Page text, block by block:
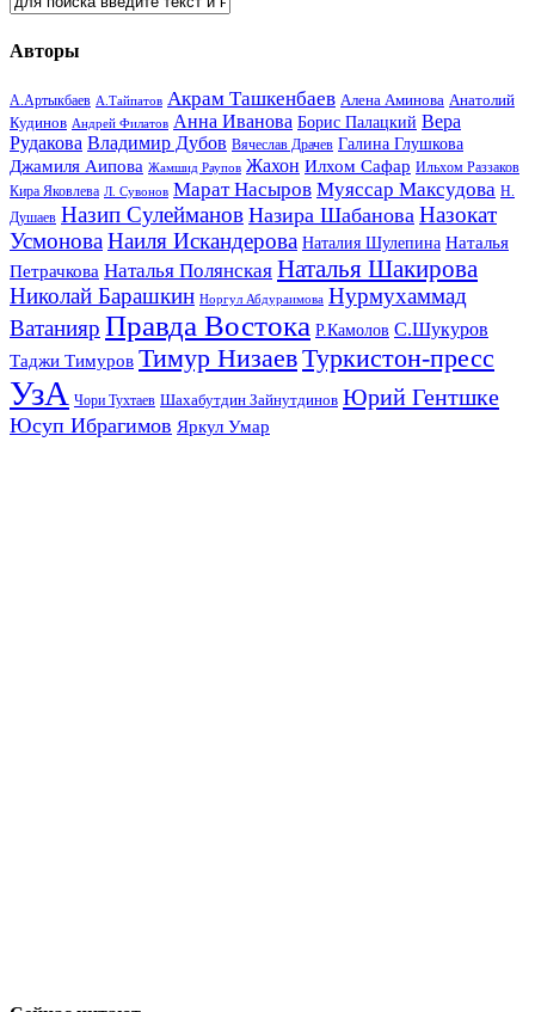
Авторы
А.Артыкбаев А.Тайпатов Акрам Ташкенбаев Алена Аминова Анатолий
Кудинов Андрей Филатов Анна Иванова Борис Палацкий Вера
Рудакова Владимир Дубов Вячеслав Драчев Галина Глушкова
Джамиля Аипова Жамшид Раупов Жахон Илхом Сафар Ильхом Раззаков
Кира Яковлева Л. Сувонов Марат Насыров Муяссар Максудова Н.
Душаев Назип Сулейманов Назира Шабанова Назокат
УсмоноваНаиля Искандерова Наталия Шулепина Наталья
Петрачкова Наталья Полянская Наталья Шакирова
Николай Барашкин Норгул Абдураимова Нурмухаммад
Ватанияр Правда Востока Р.Камолов С.Шукуров
Таджи Тимуров Тимур НизаевТуркистон-пресс
УзА Чори Тухтаев Шахабутдин Зайнутдинов Юрий Гентшке
Юсуп Ибрагимов Яркул Умар